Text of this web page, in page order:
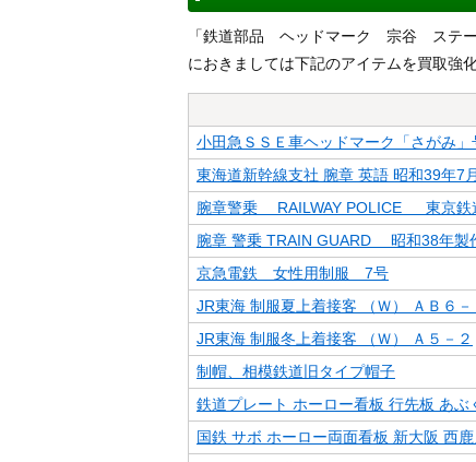
「鉄道部品 ヘッドマーク 宗谷 ステー
におきましては下記のアイテムを買取強化
小田急ＳＳＥ車ヘッドマーク「さがみ」
東海道新幹線支社 腕章 英語 昭和39年7
腕章警乗 RAILWAY POLICE 東京鉄
腕章 警乗 TRAIN GUARD 昭和38年製
京急電鉄 女性用制服 7号
JR東海 制服夏上着接客 （Ｗ） ＡＢ６
JR東海 制服冬上着接客 （Ｗ） Ａ５－２
制帽、相模鉄道旧タイプ帽子
鉄道プレート ホーロー看板 行先板 あぶ
国鉄 サボ ホーロー両面看板 新大阪 西